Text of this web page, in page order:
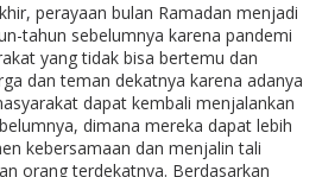
perayaan bulan Ramadan menjadi
tahun sebelumnya karena pandemi
yang tidak bisa bertemu dan
dan teman dekatnya karena adanya
dapat kembali menjalankan
dimana mereka dapat lebih
kebersamaan dan menjalin tali
orang terdekatnya. Berdasarkan